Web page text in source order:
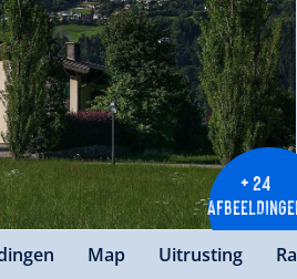
+ 24
Map Uitrusting